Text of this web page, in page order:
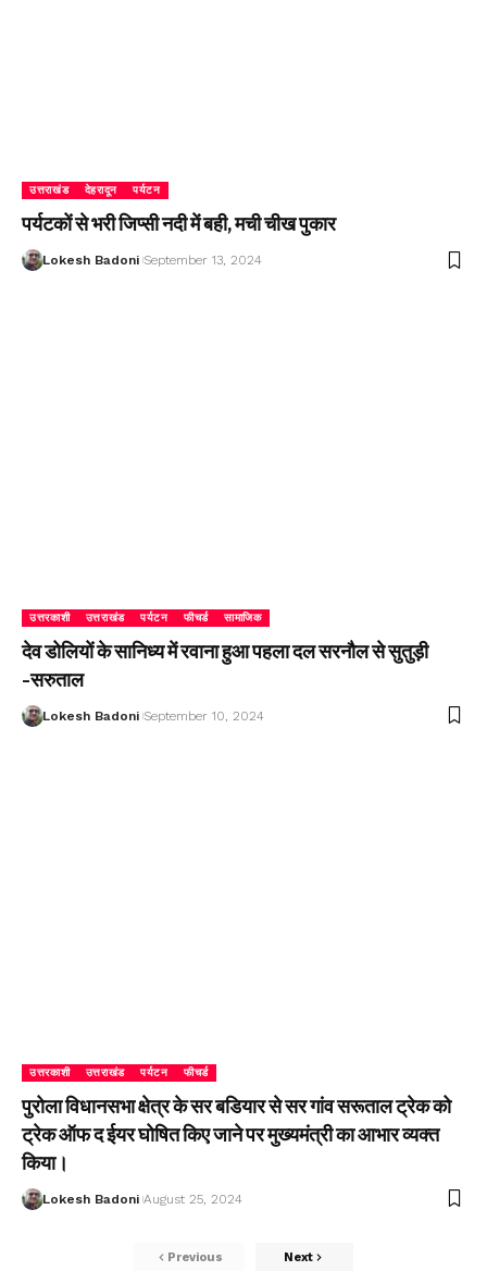
उत्तराखंड देहरादून पर्यटन
पर्यटकों से भरी जिप्सी नदी में बही, मची चीख पुकार
Lokesh Badoni September 13, 2024
उत्तरकाशी उत्तराखंड पर्यटन फीचर्ड सामाजिक
देव डोलियों के सानिध्य में रवाना हुआ पहला दल सरनौल से सुतुड़ी
-सरुताल
Lokesh Badoni September 10, 2024
उत्तरकाशी उत्तराखंड पर्यटन फीचर्ड
पुरोला विधानसभा क्षेत्र के सर बडियार से सर गांव सरूताल ट्रेक को
ट्रेक ऑफ द ईयर घोषित किए जाने पर मुख्यमंत्री का आभार व्यक्त
किया।
Lokesh Badoni August 25, 2024
Previous Next